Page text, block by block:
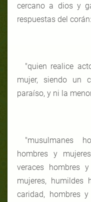
cercano a dios y
respuestas del corán:
"quien realice
mujer, siendo un
paraíso, y ni la
"musulmanes
hombres y
veraces hombres
mujeres, humildes
caridad, hombres